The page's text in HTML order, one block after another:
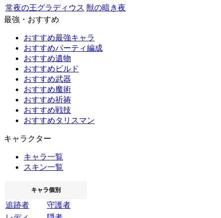
常夜の王グラディウス 獣の暗き夜
最強・おすすめ
おすすめ最強キャラ
おすすめパーティ編成
おすすめ遺物
おすすめビルド
おすすめ武器
おすすめ魔術
おすすめ祈祷
おすすめ戦技
おすすめタリスマン
キャラクター
キャラ一覧
スキン一覧
キャラ個別
追跡者
守護者